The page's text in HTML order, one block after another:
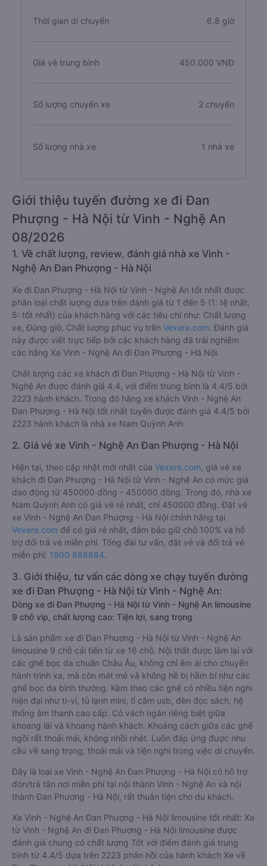
Thời gian di chuyển 6.8 giờ
Giá vé trung bình 450.000 VNĐ
Số lượng chuyến xe 2 chuyến
Số lượng nhà xe 1 nhà xe
Giới thiệu tuyến đường xe đi Đan
Phượng - Hà Nội từ Vinh - Nghệ An
08/2026
1. Về chất lượng, review, đánh giá nhà xe Vinh -
Nghệ An Đan Phượng - Hà Nội
Xe đi Đan Phượng - Hà Nội từ Vinh - Nghệ An tốt nhất được
phân loại chất lượng dựa trên đánh giá từ 1 đến 5 (1: tệ nhất,
5: tốt nhất) của khách hàng với các tiêu chí như: Chất lượng
xe, Đúng giờ, Chất lượng phục vụ trên Vexere.com. Đánh giá
này được viết trực tiếp bởi các khách hàng đã trải nghiệm
các hãng Xe Vinh - Nghệ An đi Đan Phượng - Hà Nội.
Chất lượng các xe khách đi Đan Phượng - Hà Nội từ Vinh -
Nghệ An được đánh giá 4.4, với điểm trung bình là 4.4/5 bởi
2223 hành khách. Trong đó hãng xe khách Vinh - Nghệ An
Đan Phượng - Hà Nội tốt nhất tuyến được đánh giá 4.4/5 bởi
2223 hành khách là nhà xe Nam Quỳnh Anh.
2. Giá vé xe Vinh - Nghệ An Đan Phượng - Hà Nội
Hiện tại, theo cập nhật mới nhất của Vexere.com , giá vé xe
khách đi Đan Phượng - Hà Nội từ Vinh - Nghệ An có mức giá
dao động từ 450000 đồng - 450000 đồng. Trong đó, nhà xe
Nam Quỳnh Anh có giá vé rẻ nhất, chỉ 450000 đồng. Đặt vé
xe Vinh - Nghệ An Đan Phượng - Hà Nội chính hãng tại
Vexere.com để có giá rẻ nhất, đảm bảo giữ chỗ 100% và hỗ
trợ đổi trả vé miễn phí. Tổng đài tư vấn, đặt vé và đổi trả vé
miễn phí: 1900 888684.
3. Giới thiệu, tư vấn các dòng xe chạy tuyến đường
xe đi Đan Phượng - Hà Nội từ Vinh - Nghệ An:
Dòng xe đi Đan Phượng - Hà Nội từ Vinh - Nghệ An limousine
9 chỗ vip, chất lượng cao: Tiện lợi, sang trọng
Là sản phẩm xe đi Đan Phượng - Hà Nội từ Vinh - Nghệ An
limousine 9 chỗ cải tiến từ xe 16 chỗ. Nội thất được làm lại với
các ghế bọc da chuẩn Châu Âu, không chỉ êm ái cho chuyến
hành trình xa, mà còn mát mẻ và không hề bị hầm bí như các
ghế bọc da bình thường. Kèm theo các ghế có nhiều tiện nghi
hiện đại như ti-vi, tủ lạnh mini, ổ cắm usb, đèn đọc sách, hệ
thống âm thanh cao cấp. Có vách ngăn riêng biệt giữa
khoang lái và khoang hành khách. Khoảng cách giữa các ghế
ngồi rất thoải mái, không nhồi nhét. Luôn đáp ứng được nhu
cầu về sang trọng, thoải mái và tiện nghi trong việc di chuyển.
Đây là loại xe Vinh - Nghệ An Đan Phượng - Hà Nội có hỗ trợ
đón/trả tận nơi miễn phí tại nội thành Vinh - Nghệ An và nội
thành Đan Phượng - Hà Nội, rất thuận tiện cho du khách.
Xe Vinh - Nghệ An Đan Phượng - Hà Nội limousine tốt nhất: Xe
từ Vinh - Nghệ An đi Đan Phượng - Hà Nội limousine được
đánh giá chung có chất lượng Tốt với điểm đánh giá trung
bình từ 4.4/5 dựa trên 2223 phản hồi của hành khách Xe về